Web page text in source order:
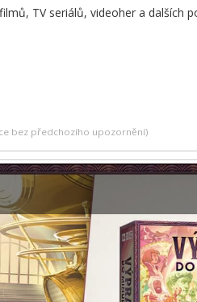
TV seriálů, videoher a dalších
bez předchozího upozornění)